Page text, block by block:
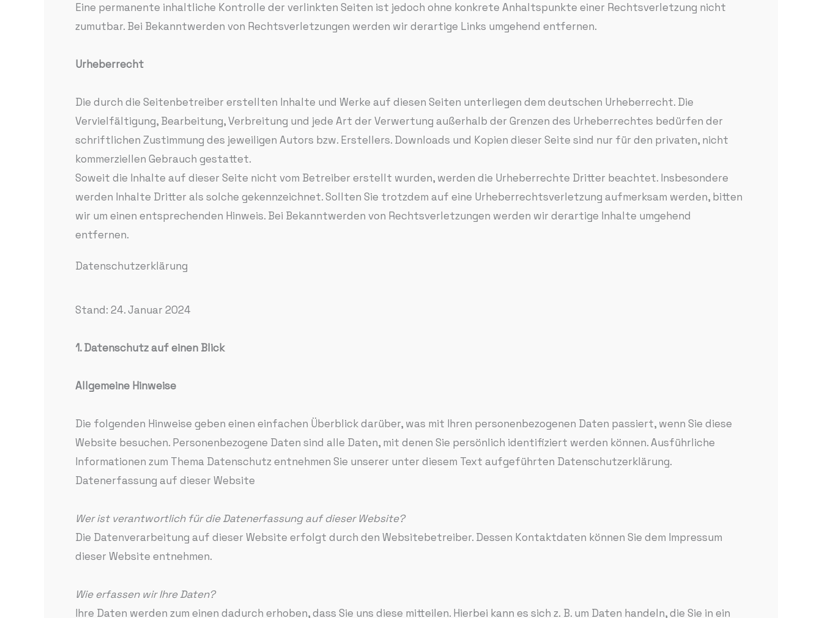
Eine permanente inhaltliche Kontrolle der verlinkten Seiten ist jedoch ohne konkrete Anhaltspunkte einer Rechtsverletzung nicht
zumutbar. Bei Bekanntwerden von Rechtsverletzungen werden wir derartige Links umgehend entfernen.
Urheberrecht
Die durch die Seitenbetreiber erstellten Inhalte und Werke auf diesen Seiten unterliegen dem deutschen Urheberrecht. Die
Vervielfältigung, Bearbeitung, Verbreitung und jede Art der Verwertung außerhalb der Grenzen des Urheberrechtes bedürfen der
schriftlichen Zustimmung des jeweiligen Autors bzw. Erstellers. Downloads und Kopien dieser Seite sind nur für den privaten, nicht
kommerziellen Gebrauch gestattet.
Soweit die Inhalte auf dieser Seite nicht vom Betreiber erstellt wurden, werden die Urheberrechte Dritter beachtet. Insbesondere
werden Inhalte Dritter als solche gekennzeichnet. Sollten Sie trotzdem auf eine Urheberrechtsverletzung aufmerksam werden, bitten
wir um einen entsprechenden Hinweis. Bei Bekanntwerden von Rechtsverletzungen werden wir derartige Inhalte umgehend
entfernen.
Datenschutzerklärung
Stand: 24. Januar 2024
1. Datenschutz auf einen Blick
Allgemeine Hinweise
Die folgenden Hinweise geben einen einfachen Überblick darüber, was mit Ihren personenbezogenen Daten passiert, wenn Sie diese
Website besuchen. Personenbezogene Daten sind alle Daten, mit denen Sie persönlich identifiziert werden können. Ausführliche
Informationen zum Thema Datenschutz entnehmen Sie unserer unter diesem Text aufgeführten Datenschutzerklärung.
Datenerfassung auf dieser Website
Wer ist verantwortlich für die Datenerfassung auf dieser Website?
Die Datenverarbeitung auf dieser Website erfolgt durch den Websitebetreiber. Dessen Kontaktdaten können Sie dem Impressum
dieser Website entnehmen.
Wie erfassen wir Ihre Daten?
Ihre Daten werden zum einen dadurch erhoben, dass Sie uns diese mitteilen. Hierbei kann es sich z. B. um Daten handeln, die Sie in ein